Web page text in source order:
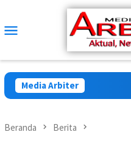
konten
Mobile
Media Arbiter
Beranda Berita